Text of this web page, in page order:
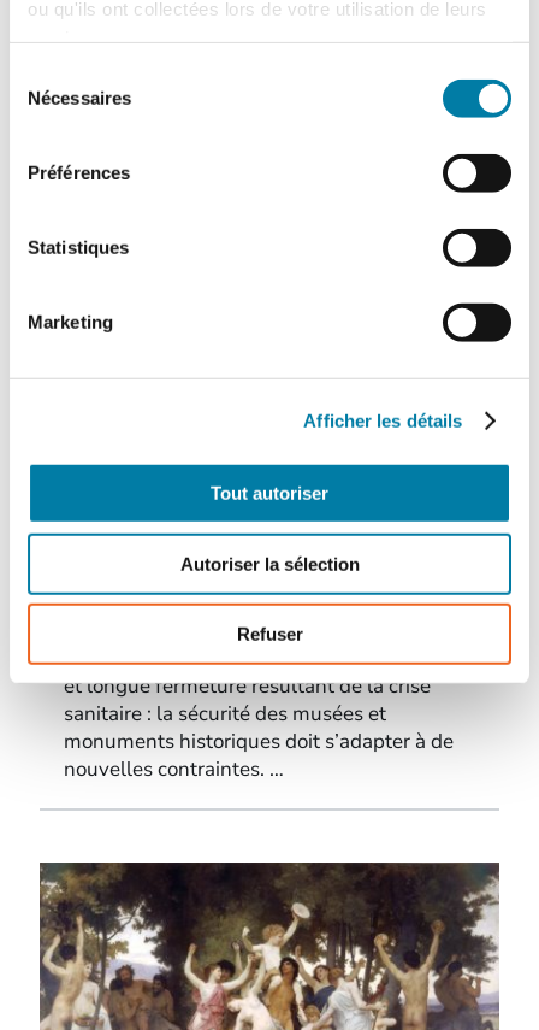
ou qu'ils ont collectées lors de votre utilisation de leurs
Nécessaires
Préférences
Statistiques
Marketing
Afficher les détails
Tout autoriser
Autoriser la sélection
Refuser
sauvegarde, de sensibilisation et de
préparation aux risques encourus pour les
Protection du patrimoine : un
marché bouleversé par la crise
FAR
18 octobre 2021
Le secteur de la culture en berne. Réductions
budgétaires de l’État, évolution des menaces
et longue fermeture résultant de la crise
sanitaire : la sécurité des musées et
monuments historiques doit s’adapter à de
nouvelles contraintes. …